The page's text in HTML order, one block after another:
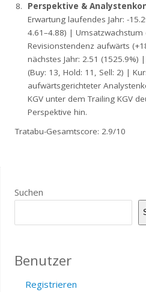
Perspektive &
Erwartung laufendes Jahr: -
4.61–4.88) | Umsatzwachstum
Revisionstendenz aufwärts
nächstes Jahr: 2.51 (1525.9%)
(Buy: 13, Hold: 11, Sell: 2) |
aufwärtsgerichteter
KGV unter dem Trailing KGV
Perspektive hin.
Tratabu-Gesamtscore: 2.9/10
Suchen
Benutzer
Registrieren